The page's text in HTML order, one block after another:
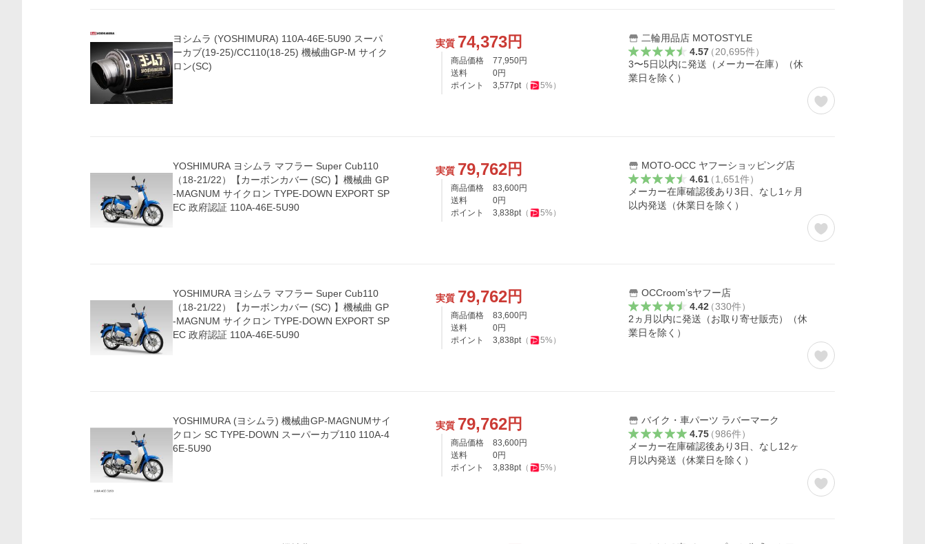
ヨシムラ (YOSHIMURA) 110A-46E-5U90 スーパ
ーカブ(19-25)/CC110(18-25) 機械曲GP-M サイク
ロン(SC)
実質 74,373円
商品価格 77,950円
送料
0円
ポイント
3,577pt（ 5%）
二輪用品店 MOTOSTYLE
4.57（20,695件）
3〜5日以内に発送（メーカー在庫）（休
業日を除く）
YOSHIMURA ヨシムラ マフラー Super Cub110
（18-21/22）【カーボンカバー (SC) 】機械曲 GP
-MAGNUM サイクロン TYPE-DOWN EXPORT SP
EC 政府認証 110A-46E-5U90
実質 79,762円
商品価格 83,600円
送料
0円
ポイント
3,838pt（ 5%）
MOTO-OCC ヤフーショッピング店
4.61（1,651件）
メーカー在庫確認後あり3日、なし1ヶ月
以内発送（休業日を除く）
YOSHIMURA ヨシムラ マフラー Super Cub110
（18-21/22）【カーボンカバー (SC) 】機械曲 GP
-MAGNUM サイクロン TYPE-DOWN EXPORT SP
EC 政府認証 110A-46E-5U90
実質 79,762円
商品価格 83,600円
送料
0円
ポイント
3,838pt（ 5%）
OCCroom’sヤフー店
4.42（330件）
2ヵ月以内に発送（お取り寄せ販売）（休
業日を除く）
YOSHIMURA (ヨシムラ) 機械曲GP-MAGNUMサイ
クロン SC TYPE-DOWN スーパーカブ110 110A-4
6E-5U90
実質 79,762円
商品価格 83,600円
送料
0円
ポイント
3,838pt（ 5%）
バイク・車パーツ ラバーマーク
4.75（986件）
メーカー在庫確認後あり3日、なし12ヶ
月以内発送（休業日を除く）